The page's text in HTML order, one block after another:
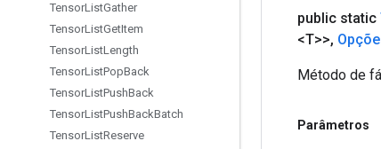
TensorListGather
TensorListGetItem
TensorListLength
TensorListPopBack
TensorListPushBack
TensorListPushBackBatch
TensorListReserve
public static
<T>>,
Método de
Parâmetros